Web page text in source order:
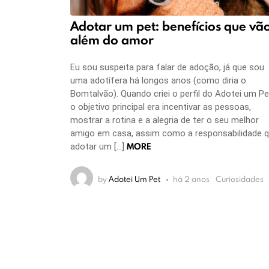
Adotar um pet: benefícios que
além do amor
Eu sou suspeita para falar de adoção, já que sou
uma adotífera há longos anos (como diria o
Bomtalvão). Quando criei o perfil do Adotei um
o objetivo principal era incentivar as pessoas,
mostrar a rotina e a alegria de ter o seu melhor
amigo em casa, assim como a responsabilidade
adotar um […] MORE
byAdotei Um Pet há 2 anos Curiosidades